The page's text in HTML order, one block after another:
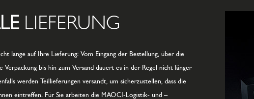
LIEFERUNG
lange auf Ihre Lieferung: Vom Eingang der Bestellung, über die
Verpackung bis hin zum Versand dauert es in der Regel nicht länger
werden Teillieferungen versandt, um sicherzustellen, dass die
eintreffen. Für Sie arbeiten die MAOCI-Logistik- und –